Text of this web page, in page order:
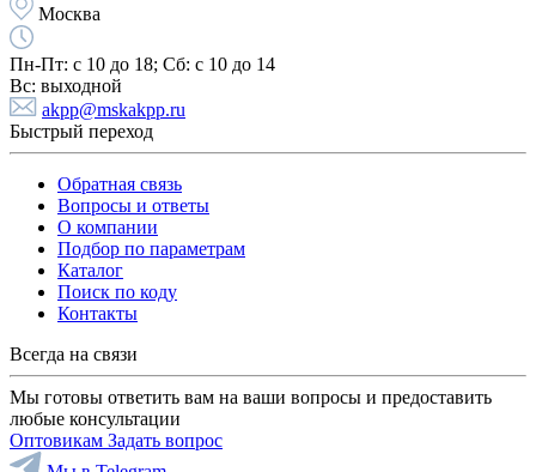
Москва
Пн-Пт: с 10 до 18; Cб: с 10 до 14
Вс: выходной
akpp@mskakpp.ru
Быстрый переход
Обратная связь
Вопросы и ответы
О компании
Подбор по параметрам
Каталог
Поиск по коду
Контакты
Всегда на связи
Мы готовы ответить вам на ваши вопросы и предоставить
любые консультации
Оптовикам Задать вопрос